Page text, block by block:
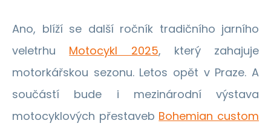
Ano, blíží se další ročník tradičního jarního
veletrhu Motocykl 2025, který zahajuje
motorkářskou sezonu. Letos opět v Praze. A
součástí bude i mezinárodní výstava
motocyklových přestaveb Bohemian custom